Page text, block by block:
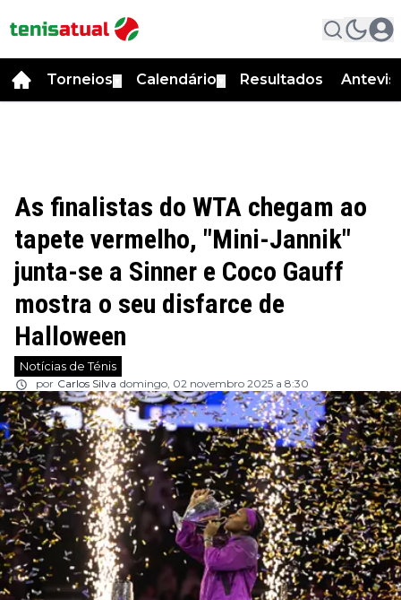
Torneios Calendário Resultados
As finalistas do WTA chegam ao
tapete vermelho, "Mini-Jannik"
junta-se a Sinner e Coco Gauff
mostra o seu disfarce de
Halloween
Notícias de Ténis
por Carlos Silva domingo, 02 novembro 2025 a 8:30